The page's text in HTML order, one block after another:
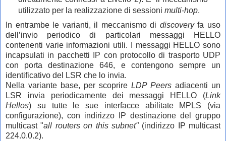
utilizzato per la realizzazione di sessioni multi-hop.
In entrambe le varianti, il meccanismo di discoveryfa uso
dell’invio periodico di particolari messaggi HELLO
contenenti varie informazioni utili. I messaggi HELLO sono
incapsulati in pacchetti IP con protocollo di trasporto UDP
con porta destinazione 646, e contengono sempre un
identificativo del LSR che lo invia.
Nella variante base, per scoprire LDP Peers adiacenti un
LSR invia periodicamente dei messaggi HELLO (Link
Hellos) su tutte le sue interfacce abilitate MPLS (via
configurazione), con indirizzo IP destinazione del gruppo
multicast "all routers on this subnet"(indirizzo IP multicast
224.0.0.2).